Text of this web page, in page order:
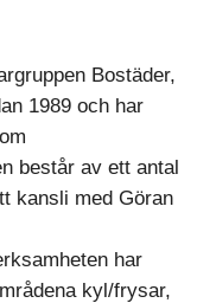
Bostäder,
1989 och har
består av ett antal
kansli med Göran
har
kyl/frysar,